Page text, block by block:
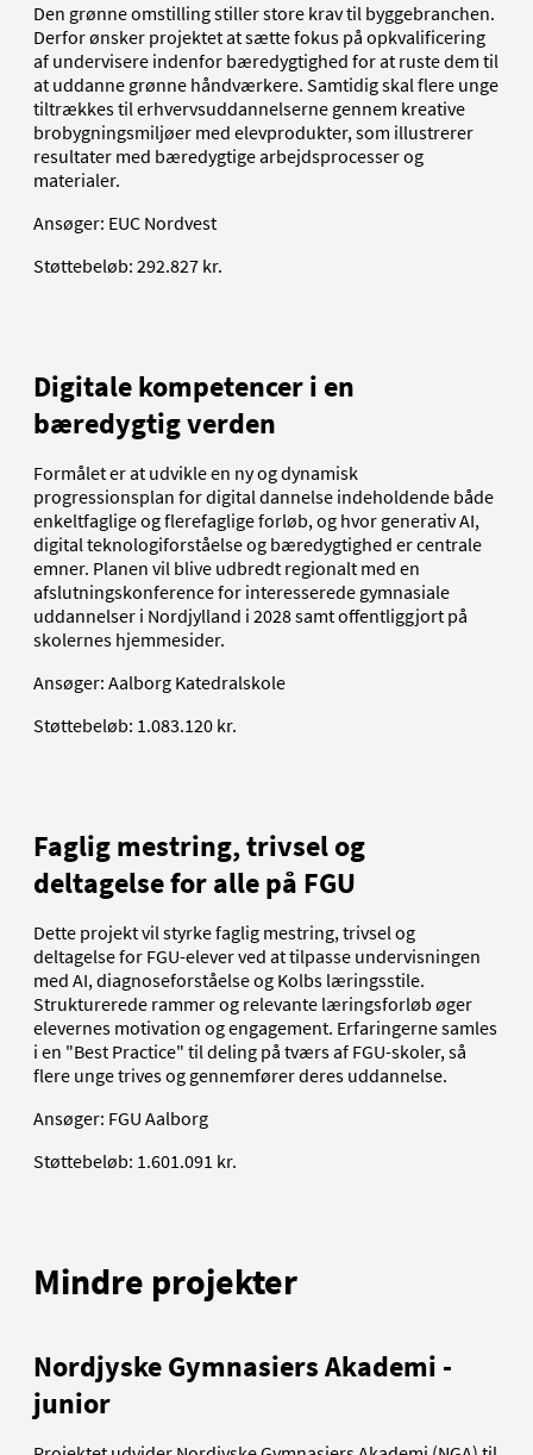
Den grønne omstilling stiller store krav til byggebranchen.
Derfor ønsker projektet at sætte fokus på opkvalificering
af undervisere indenfor bæredygtighed for at ruste dem til
at uddanne grønne håndværkere. Samtidig skal flere unge
tiltrækkes til erhvervsuddannelserne gennem kreative
brobygningsmiljøer med elevprodukter, som illustrerer
resultater med bæredygtige arbejdsprocesser og
materialer.
Ansøger: EUC Nordvest
Støttebeløb: 292.827 kr.
Digitale kompetencer i en
bæredygtig verden
Formålet er at udvikle en ny og dynamisk
progressionsplan for digital dannelse indeholdende både
enkeltfaglige og flerefaglige forløb, og hvor generativ AI,
digital teknologiforståelse og bæredygtighed er centrale
emner. Planen vil blive udbredt regionalt med en
afslutningskonference for interesserede gymnasiale
uddannelser i Nordjylland i 2028 samt offentliggjort på
skolernes hjemmesider.
Ansøger: Aalborg Katedralskole
Støttebeløb: 1.083.120 kr.
Faglig mestring, trivsel og
deltagelse for alle på FGU
Dette projekt vil styrke faglig mestring, trivsel og
deltagelse for FGU-elever ved at tilpasse undervisningen
med AI, diagnoseforståelse og Kolbs læringsstile.
Strukturerede rammer og relevante læringsforløb øger
elevernes motivation og engagement. Erfaringerne samles
i en "Best Practice" til deling på tværs af FGU-skoler, så
flere unge trives og gennemfører deres uddannelse.
Ansøger: FGU Aalborg
Støttebeløb: 1.601.091 kr.
Mindre projekter
Nordjyske Gymnasiers Akademi -
junior